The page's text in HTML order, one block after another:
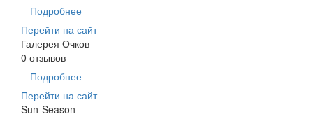
Подробнее
Перейти на сайт
Галерея Очков
0 отзывов
Подробнее
Перейти на сайт
Sun-Season